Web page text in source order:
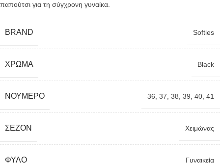
παπούτσι για τη σύγχρονη γυναίκα.
BRAND Softies
ΧΡΏΜΑ Black
ΝΟΎΜΕΡΟ 36, 37, 38, 39, 40, 41
ΣΕΖΌΝ Χειμώνας
ΦΎΛΟ Γυναικεία